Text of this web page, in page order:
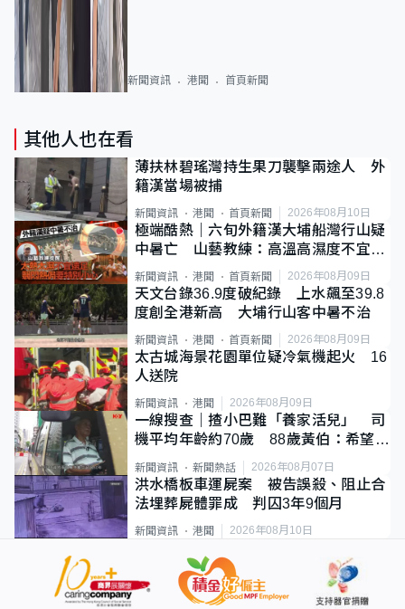
新聞資訊 港聞 首頁新聞
其他人也在看
薄扶林碧瑤灣持生果刀襲擊兩途人 外
籍漢當場被捕
新聞資訊 港聞 首頁新聞 2026年08月10日
極端酷熱｜六旬外籍漢大埔船灣行山疑
中暑亡 山藝教練：高溫高濕度不宜遠
足
新聞資訊 港聞 首頁新聞 2026年08月09日
天文台錄36.9度破紀錄 上水飆至39.8
度創全港新高 大埔行山客中暑不治
新聞資訊 港聞 首頁新聞 2026年08月09日
太古城海景花園單位疑冷氣機起火 16
人送院
新聞資訊 港聞 2026年08月09日
一線搜查｜揸小巴難「養家活兒」 司
機平均年齡約70歲 88歲黃伯：希望一
直揸落去
新聞資訊 新聞熱話 2026年08月07日
洪水橋板車運屍案 被告誤殺、阻止合
法埋葬屍體罪成 判囚3年9個月
新聞資訊 港聞 2026年08月10日